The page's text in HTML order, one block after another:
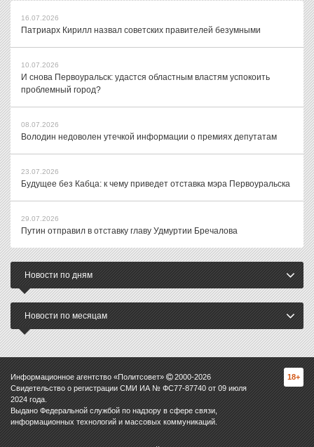
16.07.2026
Патриарх Кирилл назвал советских правителей безумными
10.07.2026
И снова Первоуральск: удастся областным властям успокоить
проблемный город?
08.07.2026
Володин недоволен утечкой информации о премиях депутатам
23.07.2026
Будущее без Кабца: к чему приведет отставка мэра Первоуральска
29.07.2026
Путин отправил в отставку главу Удмуртии Бречалова
Новости по дням
Новости по месяцам
Информационное агентство «Политсовет» 2000-2026
Свидетельство о регистрации СМИ ИА № ФС77-87740 от 09 июля
2024 года.
Выдано Федеральной службой по надзору в сфере связи,
информационных технологий и массовых коммуникаций.
18+